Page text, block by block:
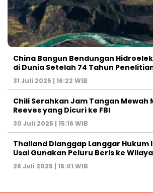
China Bangun Bendungan
di Dunia Setelah 74 Tahun
31 Juli 2025 | 16:22 WIB
Chili Serahkan Jam Tangan Mewah
Reeves yang Dicuri ke FBI
30 Juli 2025 | 15:16 WIB
Thailand Dianggap Langgar
Usai Gunakan Peluru Beris ke
26 Juli 2025 | 16:01 WIB